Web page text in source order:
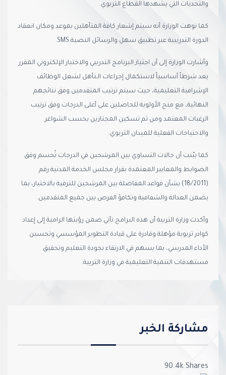
والتحديات التي يشهدها القطاع التربوي.
كما نوهت الوزارة أنه سيتم إشعار كافة المتأهلين بموعد ومكان انعقاد
الدورة التدريبية عبر تطبيق سهل والرسائل النصية SMS.
وأشارت الوزارة إلى أن اجتياز البرنامج التدريبي والاختبار الإلكتروني المقرر
يعد شرطاً أساسياً لاستكمال إجراءات الـتأهل لشغل الوظائف
الإشرافية التعليمية، حيث سيتم ترتيب المتقدمين وفق نتائجهم
النهائية، مع منح الأولوية للحاصلين على أعلى الدرجات وفق ترتيب
الرغبات المعتمد ومن ثم تسكين المجتازين بحسب الشواغر
والاحتياجات الفعلية للميدان التربوي.
كما بيّنت أن حالات التساوي بين المرشحين في الدرجات تُحسم وفق
الضوابط والمعايير المعتمدة بقرار مجلس الخدمة المدنية رقم
(18/2011) بشأن قواعد المفاضلة بين المرشحين للترقية بالاختيار، بما
يضمن العدالة والشفافية وتكافؤ الفرص بين جميع المتقدمين.
وأكدت وزارة التربية أن هذه البرامج تأتي ضمن رؤيتها الرامية إلى إعداد
كوادر تربوية مؤهلة وقادرة على قيادة التطوير المؤسسي وتحسين
الأداء المدرسي، بما يسهم في الارتقاء بجودة التعليم وتحقيق
مستهدفات التنمية التعليمية في وزارة التربية.
مشاركة الخبر
90.4k Shares